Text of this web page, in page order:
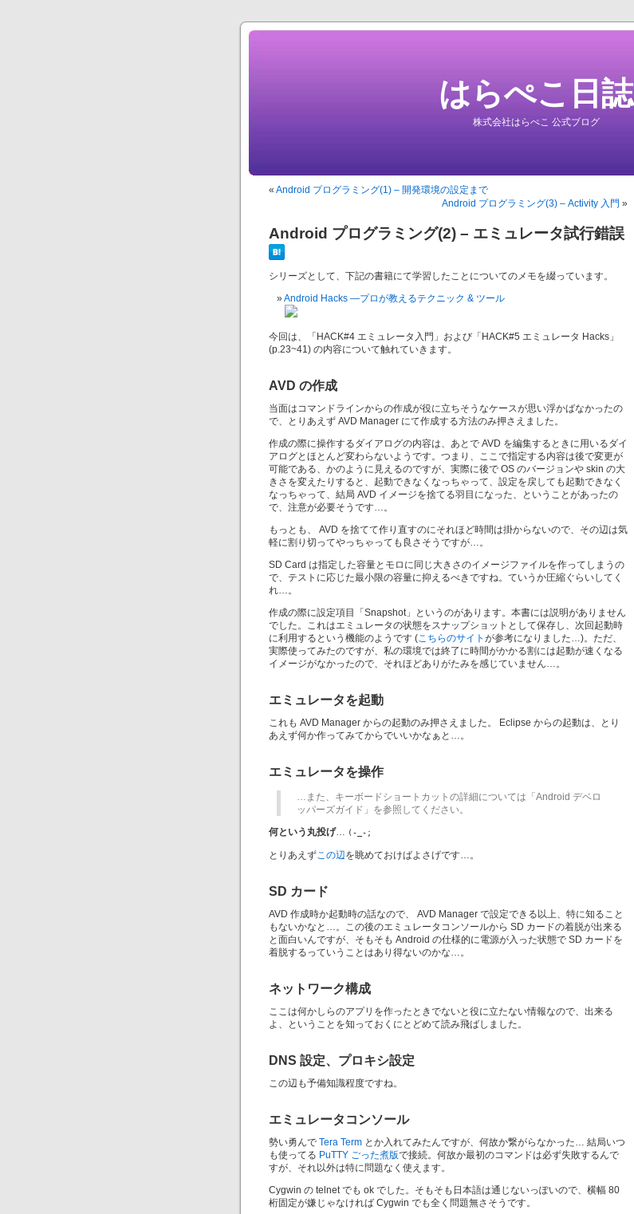
はらぺこ日誌
株式会社はらぺこ 公式ブログ
« Android プログラミング(1) – 開発環境の設定まで
Android プログラミング(3) – Activity 入門 »
Android プログラミング(2) – エミュレータ試行錯誤
シリーズとして、下記の書籍にて学習したことについてのメモを綴っています。
Android Hacks —プロが教えるテクニック & ツール
今回は、「HACK#4 エミュレータ入門」および「HACK#5 エミュレータ Hacks」
(p.23~41) の内容について触れていきます。
AVD の作成
当面はコマンドラインからの作成が役に立ちそうなケースが思い浮かばなかったの
で、とりあえず AVD Manager にて作成する方法のみ押さえました。
作成の際に操作するダイアログの内容は、あとで AVD を編集するときに用いるダイ
アログとほとんど変わらないようです。つまり、ここで指定する内容は後で変更が
可能である、かのように見えるのですが、実際に後で OS のバージョンや skin の大
きさを変えたりすると、起動できなくなっちゃって、設定を戻しても起動できなく
なっちゃって、結局 AVD イメージを捨てる羽目になった、ということがあったの
で、注意が必要そうです…。
もっとも、 AVD を捨てて作り直すのにそれほど時間は掛からないので、その辺は気
軽に割り切ってやっちゃっても良さそうですが…。
SD Card は指定した容量とモロに同じ大きさのイメージファイルを作ってしまうの
で、テストに応じた最小限の容量に抑えるべきですね。ていうか圧縮ぐらいしてく
れ…。
作成の際に設定項目「Snapshot」というのがあります。本書には説明がありません
でした。これはエミュレータの状態をスナップショットとして保存し、次回起動時
に利用するという機能のようです (こちらのサイト が参考になりました…)。ただ、
実際使ってみたのですが、私の環境では終了に時間がかかる割には起動が速くなる
イメージがなかったので、それほどありがたみを感じていません…。
エミュレータを起動
これも AVD Manager からの起動のみ押さえました。 Eclipse からの起動は、とり
あえず何か作ってみてからでいいかなぁと…。
エミュレータを操作
…また、キーボードショートカットの詳細については「Android デベロ
ッパーズガイド」を参照してください。
何という丸投げ… (-_-;
とりあえずこの辺を眺めておけばよさげです…。
SD カード
AVD 作成時か起動時の話なので、 AVD Manager で設定できる以上、特に知ること
もないかなと…。この後のエミュレータコンソールから SD カードの着脱が出来る
と面白いんですが、そもそも Android の仕様的に電源が入った状態で SD カードを
着脱するっていうことはあり得ないのかな…。
ネットワーク構成
ここは何かしらのアプリを作ったときでないと役に立たない情報なので、出来る
よ、ということを知っておくにとどめて読み飛ばしました。
DNS 設定、プロキシ設定
この辺も予備知識程度ですね。
エミュレータコンソール
勢い勇んで Tera Term とか入れてみたんですが、何故か繋がらなかった… 結局いつ
も使ってる PuTTY ごった煮版で接続。何故か最初のコマンドは必ず失敗するんで
すが、それ以外は特に問題なく使えます。
Cygwin の telnet でも ok でした。そもそも日本語は通じないっぽいので、横幅 80
桁固定が嫌じゃなければ Cygwin でも全く問題無さそうです。